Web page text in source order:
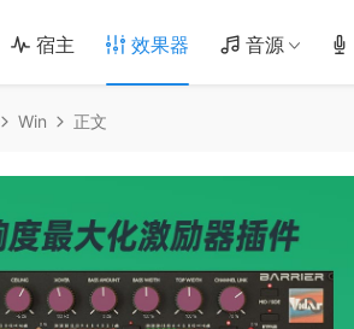
宿主 效果器 音源
Win 正文